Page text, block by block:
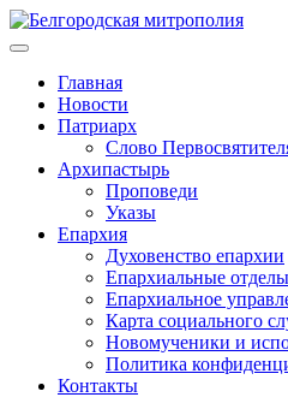
Главная
Новости
Патриарх
Слово
Архипастырь
Проповеди
Указы
Епархия
Духовенство епархии
Епархиальные отделы
Епархиальное
Карта социального
Новомученики и
Политика
Контакты